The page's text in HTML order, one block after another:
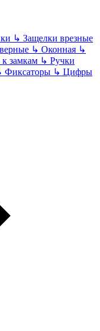
↳ Защелки врезные
↳ Оконная ↳
замкам ↳ Ручки
Фиксаторы ↳ Цифры